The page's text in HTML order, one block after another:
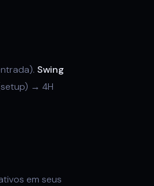
Swing
→ 4H
em seus